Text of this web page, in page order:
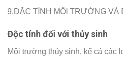
9.ĐẶC TÍNH MÔI TRƯỜNG VÀ
Độc tính đối với thủy sinh
Môi trường thủy sinh, kể cả các